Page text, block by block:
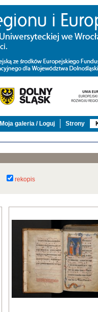
Moja galeria / Loguj Strony
rekopis